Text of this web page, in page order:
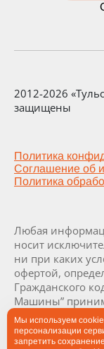
2012-2026
защищены
Политика
Соглашение об
Политика
Любая
носит
ни при каких
офертой,
Гражданского
Машины”
обязательства
и специально
комплектация
Мы используем
персонализации
запретить